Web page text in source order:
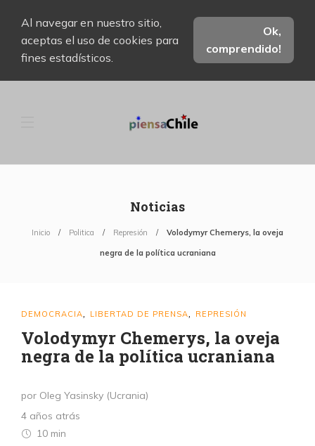
Al navegar en nuestro sitio,
aceptas el uso de cookies para
fines estadísticos.
Ok,
comprendido!
Noticias
Inicio Politica Represión Volodymyr Chemerys, la oveja
negra de la política ucraniana
DEMOCRACIA LIBERTAD DE PRENSA REPRESIÓN
Volodymyr Chemerys, la oveja
negra de la política ucraniana
por Oleg Yasinsky (Ucrania)
4 años atrás
10 min